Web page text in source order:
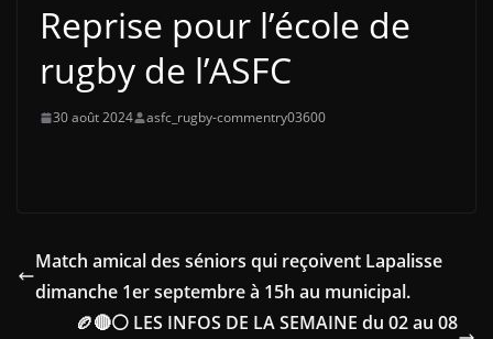
Reprise pour l’école de
rugby de l’ASFC
30 août 2024 asfc_rugby-commentry03600
Match amical des séniors qui reçoivent Lapalisse
dimanche 1er septembre à 15h au municipal.
🏉🔴⚪ LES INFOS DE LA SEMAINE du 02 au 08